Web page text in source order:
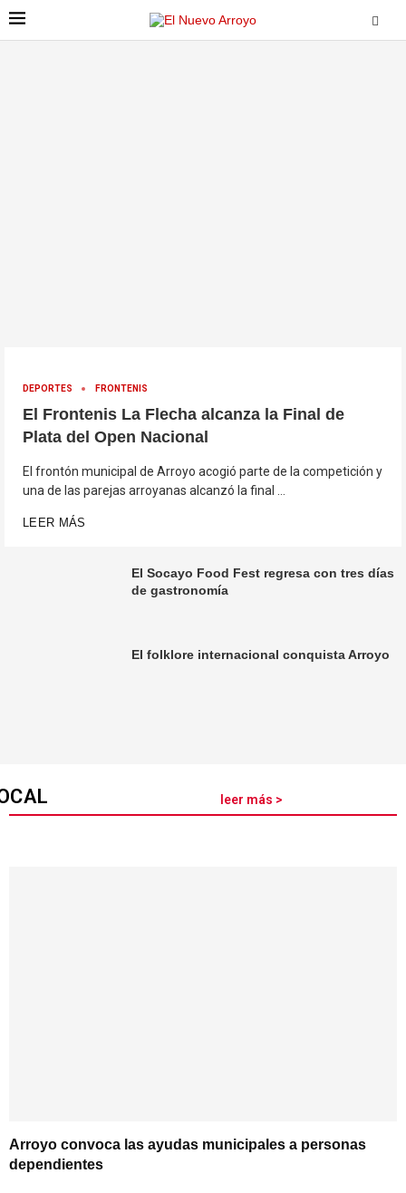
DEPORTES FRONTENIS
El Frontenis La Flecha alcanza la Final de
Plata del Open Nacional
El frontón municipal de Arroyo acogió parte de la competición y
una de las parejas arroyanas alcanzó la final …
LEER MÁS
El Socayo Food Fest regresa con tres días
de gastronomía
El folklore internacional conquista Arroyo
leer más >
Arroyo convoca las ayudas municipales a personas
dependientes